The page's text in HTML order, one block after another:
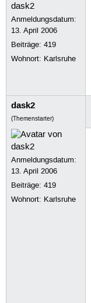
Anmeldungsdatum:
13. April 2006
Beiträge:419
Wohnort: Karlsruhe
dask2
(Themenstarter)
Anmeldungsdatum:
13. April 2006
Beiträge:419
Wohnort: Karlsruhe